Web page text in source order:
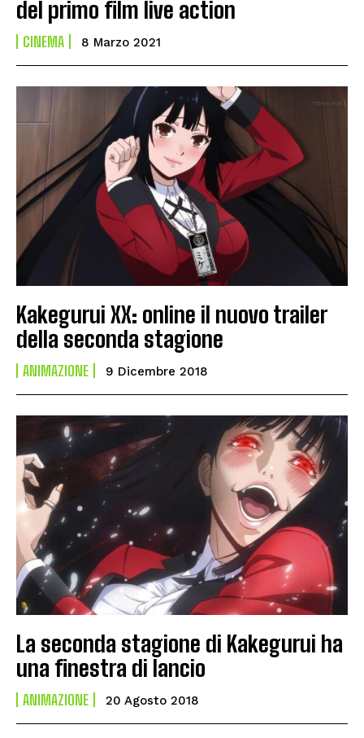
del primo film live action
CINEMA 8 Marzo 2021
Kakegurui XX: online il nuovo trailer
della seconda stagione
ANIMAZIONE 9 Dicembre 2018
La seconda stagione di Kakegurui ha
una finestra di lancio
ANIMAZIONE 20 Agosto 2018